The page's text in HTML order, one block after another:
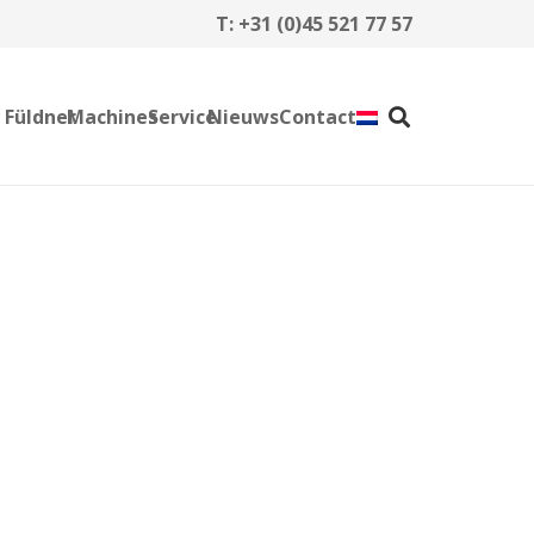
T: +31 (0)45 521 77 57
FüldnerMachinesServiceNieuwsContact